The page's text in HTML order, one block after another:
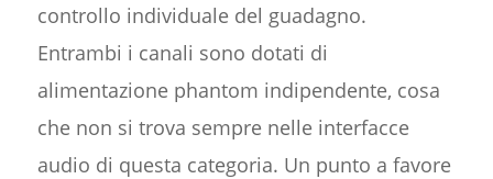
controllo individuale del guadagno.
Entrambi i canali sono dotati di
alimentazione phantom indipendente, cosa
che non si trova sempre nelle interfacce
audio di questa categoria. Un punto a favore